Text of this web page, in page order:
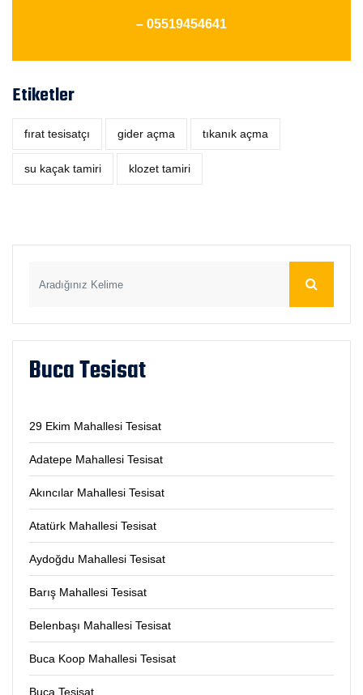
– 05519454641
Etiketler
fırat tesisatçı ‎gider açma tıkanık açma
su kaçak tamiri klozet tamiri
Buca Tesisat
29 Ekim Mahallesi Tesisat
Adatepe Mahallesi Tesisat
Akıncılar Mahallesi Tesisat
Atatürk Mahallesi Tesisat
Aydoğdu Mahallesi Tesisat
Barış Mahallesi Tesisat
Belenbaşı Mahallesi Tesisat
Buca Koop Mahallesi Tesisat
Buca Tesisat